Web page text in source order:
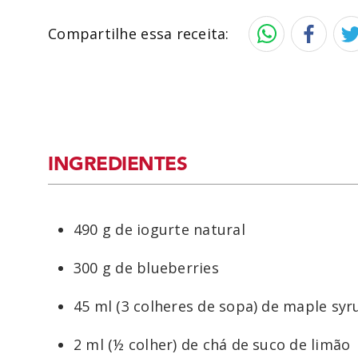
Compartilhe essa receita:
INGREDIENTES
490 g de iogurte natural
300 g de blueberries
45 ml (3 colheres de sopa) de maple
2 ml (½ colher) de chá de suco de limão